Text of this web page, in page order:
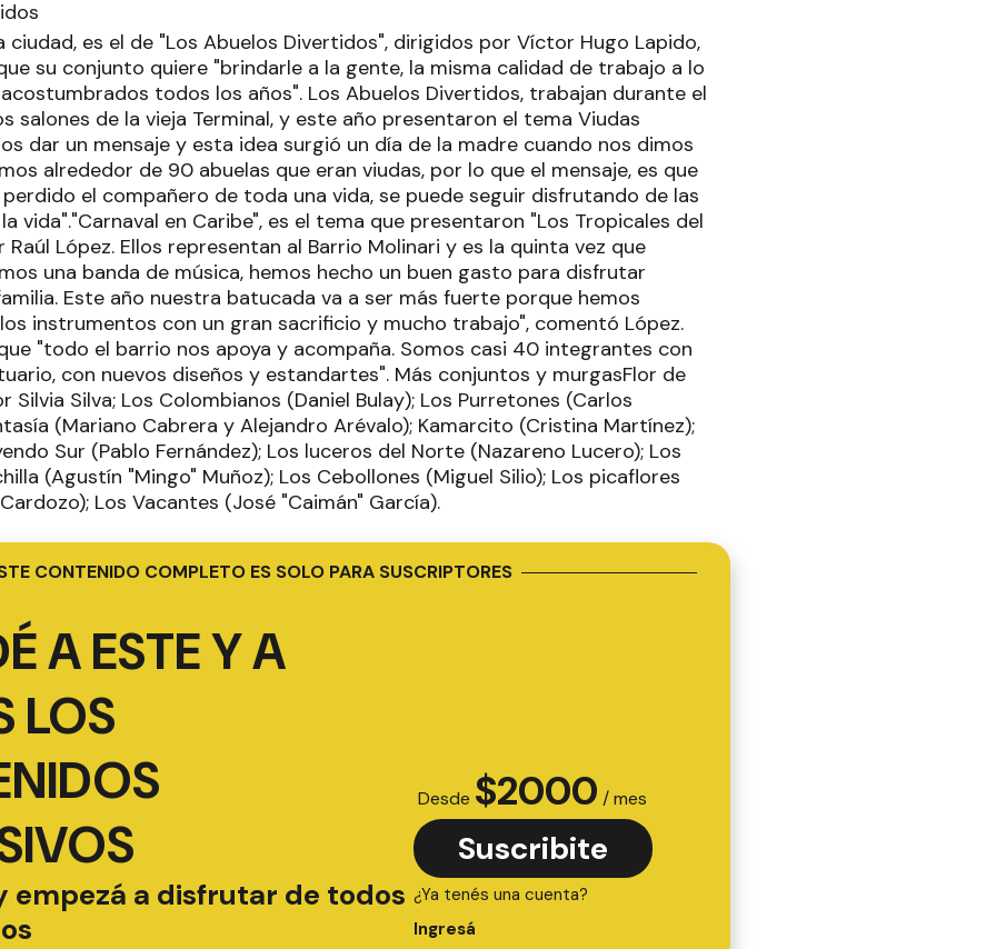
ciudad, es el de "Los Abuelos Divertidos", dirigidos por Víctor Hugo Lapido,
su conjunto quiere "brindarle a la gente, la misma calidad de trabajo a lo
todos los años". Los Abuelos Divertidos, trabajan durante el
salones de la vieja Terminal, y este año presentaron el tema Viudas
dar un mensaje y esta idea surgió un día de la madre cuando nos dimos
alrededor de 90 abuelas que eran viudas, por lo que el mensaje, es que
el compañero de toda una vida, se puede seguir disfrutando de las
vida"."Carnaval en Caribe", es el tema que presentaron "Los Tropicales del
Raúl López. Ellos representan al Barrio Molinari y es la quinta vez que
una banda de música, hemos hecho un buen gasto para disfrutar
Este año nuestra batucada va a ser más fuerte porque hemos
instrumentos con un gran sacrificio y mucho trabajo", comentó López.
"todo el barrio nos apoya y acompaña. Somos casi 40 integrantes con
con nuevos diseños y estandartes". Más conjuntos y murgasFlor de
Silvia Silva; Los Colombianos (Daniel Bulay); Los Purretones (Carlos
(Mariano Cabrera y Alejandro Arévalo); Kamarcito (Cristina Martínez);
Sur (Pablo Fernández); Los luceros del Norte (Nazareno Lucero); Los
(Agustín "Mingo" Muñoz); Los Cebollones (Miguel Silio); Los picaflores
Los Vacantes (José "Caimán" García).
CONTENIDO COMPLETO ES SOLO PARA SUSCRIPTORES
A ESTE Y A
LOS
empezá a disfrutar de todos
Desde $2000 / mes
Suscribite
¿Ya tenés una cuenta?
Ingresá